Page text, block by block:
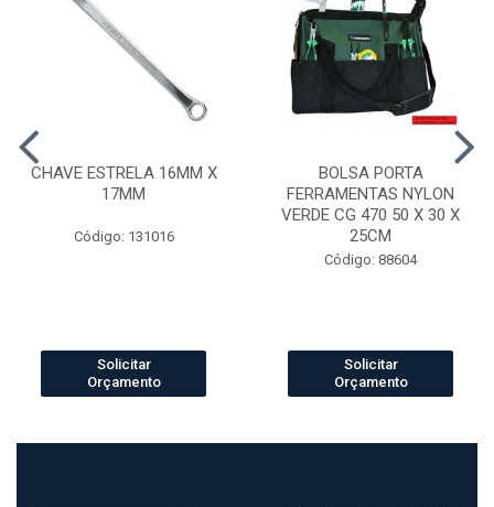
CHAVE ESTRELA 16MM X
17MM
Código: 131016
Solicitar
Orçamento
BOLSA PORTA
FERRAMENTAS NYLON
VERDE CG 470 50 X 30 X
25CM
Código: 88604
Solicitar
Orçamento